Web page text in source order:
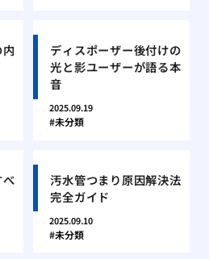
ディスポーザー後付けの
光と影ユーザーが語る本
音
2025.09.19
未分類
汚水管つまり原因解決法
完全ガイド
2025.09.10
未分類